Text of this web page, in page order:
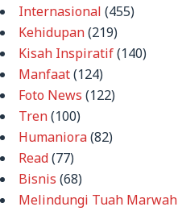
Internasional (455)
Kehidupan(219)
Kisah Inspiratif(140)
Manfaat(124)
Foto News (122)
Tren(100)
Humaniora(82)
Read(77)
Bisnis (68)
Melindungi Tuah Marwah